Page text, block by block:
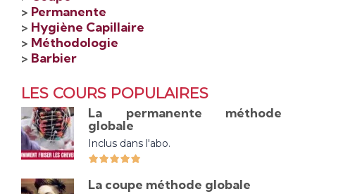
> Permanente
> Hygiène Capillaire
> Méthodologie
> Barbier
LES COURS POPULAIRES
La permanente méthode
globale
Inclus dans l'abo.
La coupe méthode globale